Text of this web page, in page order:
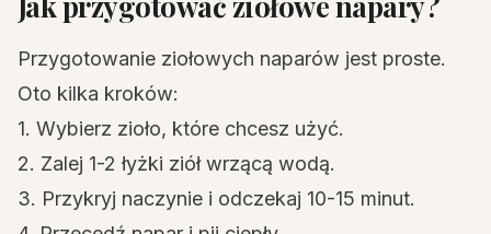
Przygotowanie ziołowych naparów jest proste.
Oto kilka kroków:
1. Wybierz zioło, które chcesz użyć.
2. Zalej 1-2 łyżki ziół wrzącą wodą.
3. Przykryj naczynie i odczekaj 10-15 minut.